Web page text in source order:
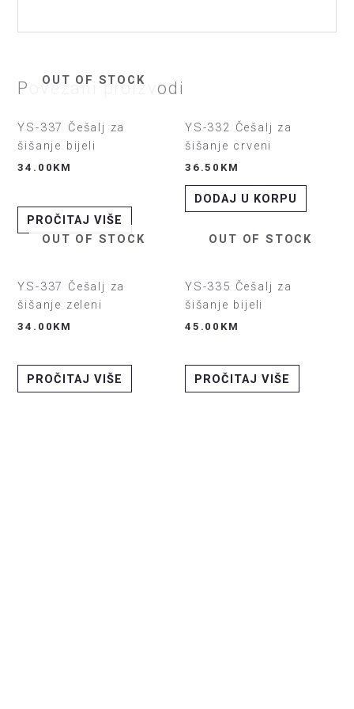
Povezani proizvodi
OUT OF STOCK
YS-337 Češalj za
šišanje bijeli
34.00 KM
PROČITAJ VIŠE
YS-332 Češalj za
šišanje crveni
36.50 KM
DODAJ U KORPU
OUT OF STOCK
YS-337 Češalj za
šišanje zeleni
34.00 KM
PROČITAJ VIŠE
OUT OF STOCK
YS-335 Češalj za
šišanje bijeli
45.00 KM
PROČITAJ VIŠE